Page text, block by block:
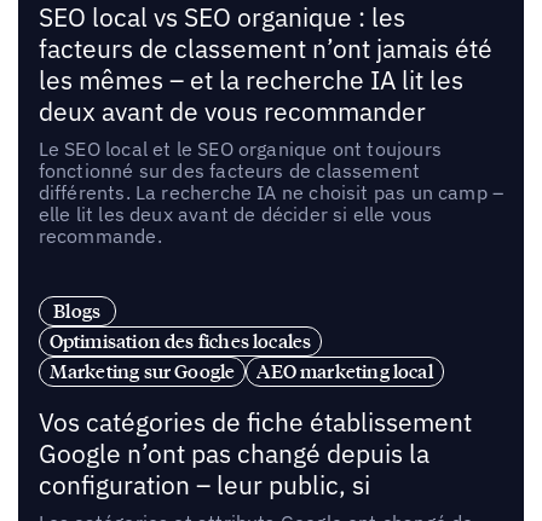
SEO local vs SEO organique : les
facteurs de classement n’ont jamais été
les mêmes – et la recherche IA lit les
deux avant de vous recommander
Le SEO local et le SEO organique ont toujours
fonctionné sur des facteurs de classement
différents. La recherche IA ne choisit pas un camp –
elle lit les deux avant de décider si elle vous
recommande.
Blogs
Optimisation des fiches locales
Marketing sur Google
AEO marketing local
Vos catégories de fiche établissement
Google n’ont pas changé depuis la
configuration – leur public, si